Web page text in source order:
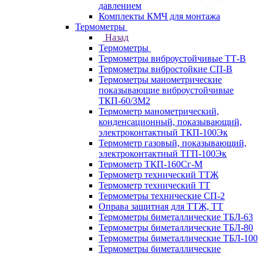
давлением
Комплекты КМЧ для монтажа
Термометры
Назад
Термометры
Термометры виброустойчивые ТТ-В
Термометры вибростойкие СП-В
Термометры манометрические
показывающие виброустойчивые
ТКП-60/3М2
Термометр манометрический,
конденсационный, показывающий,
электроконтактный ТКП-100Эк
Термометр газовый, показывающий,
электроконтактный ТГП-100Эк
Термометр ТКП-160Сг-М
Термометр технический ТТЖ
Термометр технический ТТ
Термометры технические СП-2
Оправа защитная для ТТЖ, ТТ
Термометры биметаллические ТБЛ-63
Термометры биметаллические ТБЛ-80
Термометры биметаллические ТБЛ-100
Термометры биметаллические